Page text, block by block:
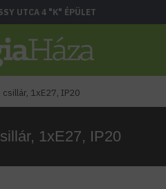
UTCA 4 "K" ÉPÜLET
1xE27, IP20
1xE27, IP20